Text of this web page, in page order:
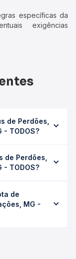
específicas da
exigências
de Perdões,
- TODOS?
35min, podendo
(convencional,
de Perdões,
- TODOS?
custa em média
a empresa,
Na Quero
de
MG -